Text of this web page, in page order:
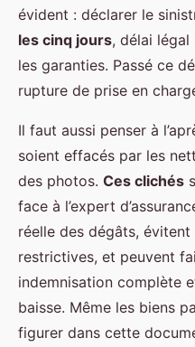
évident : déclarer le
les cinq jours, délai
les garanties. Passé ce
rupture de prise en
Il faut aussi penser à
soient effacés par les
des photos. Ces clichés
face à l’expert
réelle des dégâts,
restrictives, et peuvent
indemnisation complète
baisse. Même les biens
figurer dans cette